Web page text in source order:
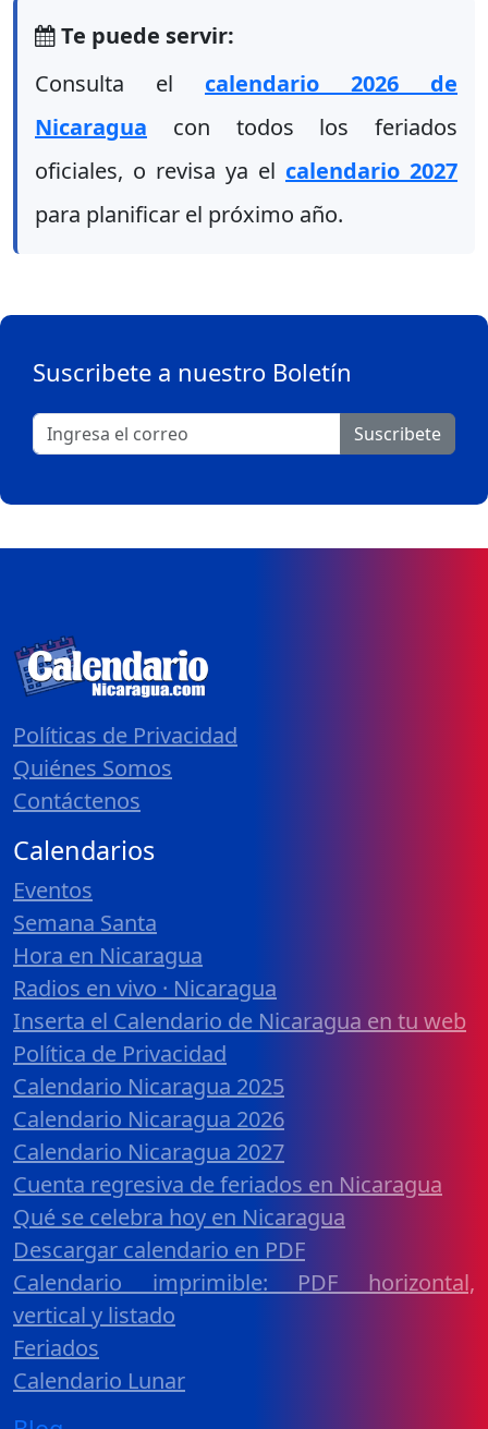
Te puede servir:
Consulta el calendario 2026 de
Nicaragua con todos los feriados
oficiales, o revisa ya el calendario 2027
para planificar el próximo año.
Suscribete a nuestro Boletín
Suscribete
Políticas de Privacidad
Quiénes Somos
Contáctenos
Calendarios
Eventos
Semana Santa
Hora en Nicaragua
Radios en vivo · Nicaragua
Inserta el Calendario de Nicaragua en tu web
Política de Privacidad
Calendario Nicaragua 2025
Calendario Nicaragua 2026
Calendario Nicaragua 2027
Cuenta regresiva de feriados en Nicaragua
Qué se celebra hoy en Nicaragua
Descargar calendario en PDF
Calendario imprimible: PDF horizontal,
vertical y listado
Feriados
Calendario Lunar